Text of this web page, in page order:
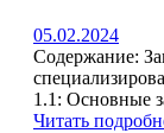
05.02.2024
Содержание:
1.1: Основные
Читать